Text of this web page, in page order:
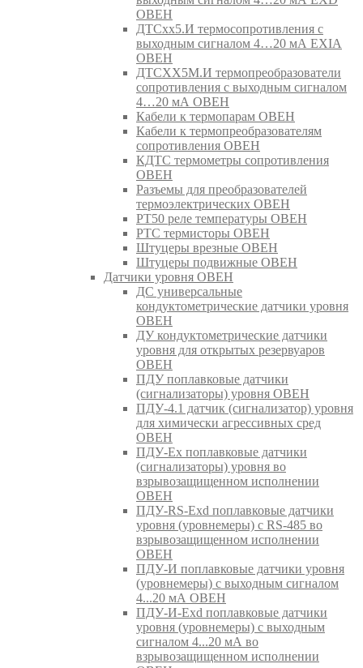
ОВЕН
ДТСхх5.И термосопротивления с
выходным сигналом 4…20 мА EXIA
ОВЕН
ДТСХХ5М.И термопреобразователи
сопротивления с выходным сигналом
4…20 мА ОВЕН
Кабели к термопарам ОВЕН
Кабели к термопреобразователям
сопротивления ОВЕН
КДТС термометры сопротивления
ОВЕН
Разъемы для преобразователей
термоэлектрических ОВЕН
РТ50 реле температуры ОВЕН
РТС термисторы ОВЕН
Штуцеры врезные ОВЕН
Штуцеры подвижные ОВЕН
Датчики уровня ОВЕН
ДС универсальные
кондуктометрические датчики уровня
ОВЕН
ДУ кондуктометрические датчики
уровня для открытых резервуаров
ОВЕН
ПДУ поплавковые датчики
(сигнализаторы) уровня ОВЕН
ПДУ-4.1 датчик (сигнализатор) уровня
для химически агрессивных сред
ОВЕН
ПДУ-Ex поплавковые датчики
(сигнализаторы) уровня во
взрывозащищенном исполнении
ОВЕН
ПДУ-RS-Exd поплавковые датчики
уровня (уровнемеры) с RS-485 во
взрывозащищенном исполнении
ОВЕН
ПДУ-И поплавковые датчики уровня
(уровнемеры) с выходным сигналом
4...20 мА ОВЕН
ПДУ-И-Exd поплавковые датчики
уровня (уровнемеры) с выходным
сигналом 4...20 мА во
взрывозащищенном исполнении